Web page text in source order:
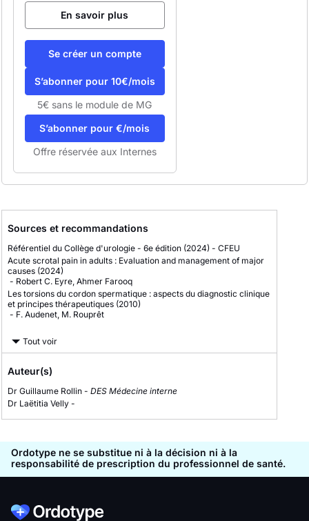
En savoir plus
Se créer un compte
S’abonner pour 10€/mois
5€ sans le module de MG
S’abonner pour €/mois
Offre réservée aux Internes
Sources et recommandations
Référentiel du Collège d'urologie - 6e édition (2024) - CFEU
Acute scrotal pain in adults : Evaluation and management of major
causes (2024)
- Robert C. Eyre, Ahmer Farooq
Les torsions du cordon spermatique : aspects du diagnostic clinique
et principes thérapeutiques (2010)
- F. Audenet, M. Rouprêt
Tout voir
Auteur(s)
Dr Guillaume Rollin - DES Médecine interne
Dr Laëtitia Velly -
Ordotype ne se substitue ni à la décision ni à la
responsabilité de prescription du professionnel de santé.